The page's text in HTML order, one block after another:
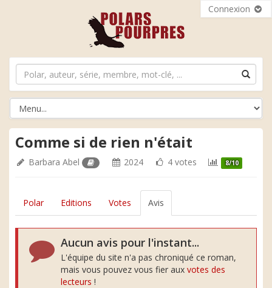
Connexion
Comme si de rien n'était
Barbara Abel 2024 4 votes 8/10
Polar Editions Votes Avis
Aucun avis pour l'instant...
L'équipe du site n'a pas chroniqué ce roman,
mais vous pouvez vous fier aux votes des
lecteurs !